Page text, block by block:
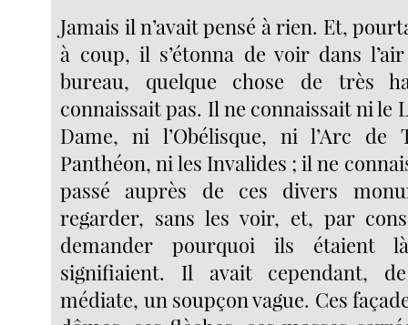
Jamais il n’avait pensé à rien. Et,
à coup, il s’étonna de voir dans
bureau, quelque chose de très
connaissait pas. Il ne connaissait ni le
Dame, ni l’Obélisque, ni l’Arc de
Panthéon, ni les Invalides ; il ne
passé auprès de ces divers
regarder, sans les voir, et, par
demander pourquoi ils étaient
signifiaient. Il avait cependant,
médiate, un soupçon vague. Ces